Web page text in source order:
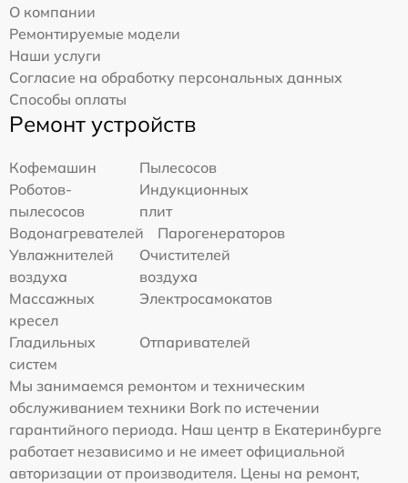
О компании
Ремонтируемые модели
Наши услуги
Согласие на обработку персональных данных
Способы оплаты
Ремонт устройств
Кофемашин
Пылесосов
Роботов-
пылесосов
Индукционных
плит
Водонагревателей
Парогенераторов
Увлажнителей
воздуха
Очистителей
воздуха
Массажных
кресел
Электросамокатов
Гладильных
систем
Отпаривателей
Мы занимаемся ремонтом и техническим
обслуживанием техники Bork по истечении
гарантийного периода. Наш центр в Екатеринбурге
работает независимо и не имеет официальной
авторизации от производителя. Цены на ремонт,